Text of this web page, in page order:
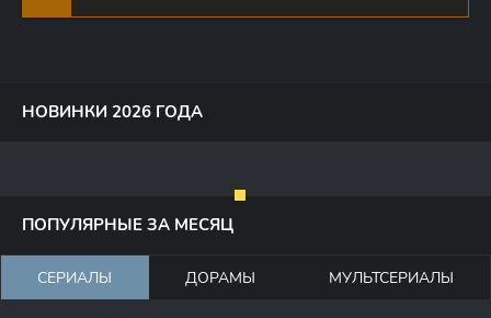
НОВИНКИ 2026 ГОДА
ПОПУЛЯРНЫЕ ЗА МЕСЯЦ
СЕРИАЛЫ ДОРАМЫ МУЛЬТСЕРИАЛЫ